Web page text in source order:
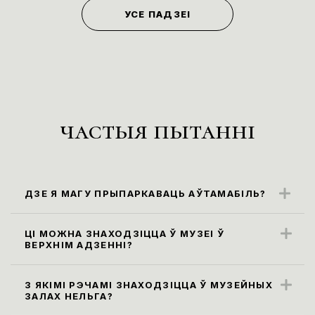
УСЕ ПАДЗЕІ
частыя пытанні
ДЗЕ Я МАГУ ПРЫПАРКАВАЦЬ АЎТАМАБІЛЬ?
знаходзяцца ўздоўж вул. Карла Маркса
(паркоўка платная)
ЦІ МОЖНА ЗНАХОДЗІЦЦА Ў МУЗЕІ Ў
ВЕРХНІМ АДЗЕННІ?
прадугледжваюць наведванне экспазіцыі
ў верхнім адзенні. Яго неабходна
З ЯКІМІ РЭЧАМІ ЗНАХОДЗІЦЦА Ў МУЗЕЙНЫХ
ЗАЛАХ НЕЛЬГА?